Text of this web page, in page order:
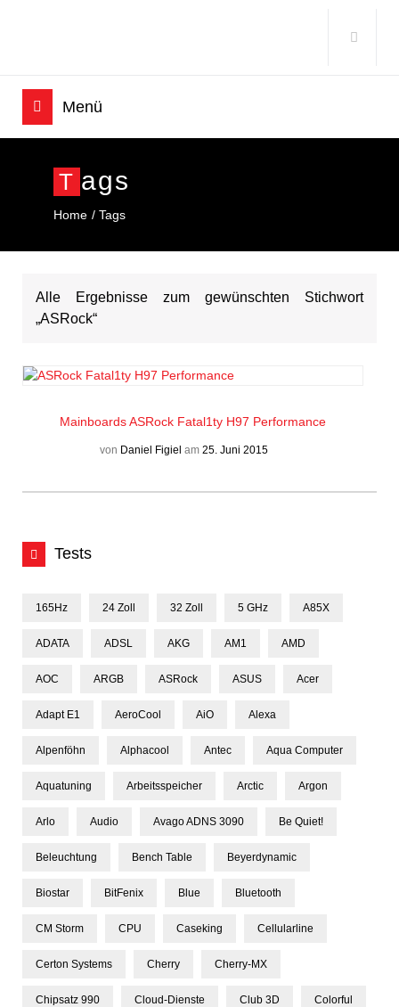
T Ags
Home Tags
Alle Ergebnisse zum gewünschten Stichwort
„ASRock“
MainboardsASRock Fatal1ty H97 Performance
von Daniel Figiel am 25. Juni 2015
Tests
165Hz 24 Zoll 32 Zoll 5 GHz A85X
ADATA ADSL AKG AM1 AMD
AOC ARGB ASRock ASUS Acer
Adapt E1 AeroCool AiO Alexa
Alpenföhn Alphacool Antec Aqua Computer
Aquatuning Arbeitsspeicher Arctic Argon
Arlo Audio Avago ADNS 3090 Be Quiet!
Beleuchtung Bench Table Beyerdynamic
Biostar BitFenix Blue Bluetooth
CM Storm CPU Caseking Cellularline
Certon Systems Cherry Cherry-MX
Chipsatz 990 Cloud-Dienste Club 3D Colorful